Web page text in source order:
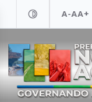
A-AA+